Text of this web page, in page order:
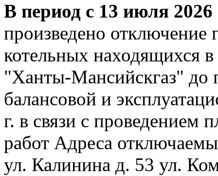
В период с 13 июля
произведено отключение
котельных находящихся
"Ханты-Мансийскгаз" до
балансовой и
г. в связи с проведением
работ Адреса
ул. Калинина д. 53 ул.